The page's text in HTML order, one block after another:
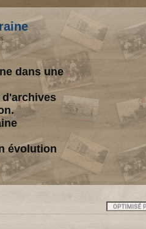
dans une
évolution